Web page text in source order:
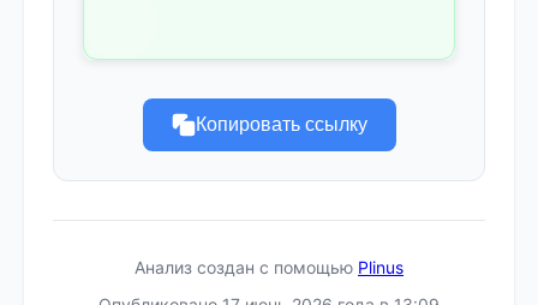
Копировать ссылку
Анализ создан с помощью Plinus